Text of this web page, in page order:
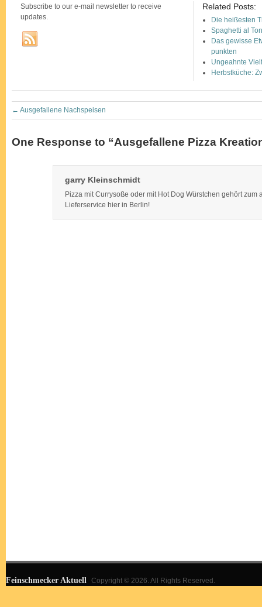
Subscribe to our e-mail newsletter to receive
updates.
Related Posts:
Die heißesten
Spaghetti al
Das gewisse
punkten
Ungeahnte
Herbstküche:
← Ausgefallene Nachspeisen
One Response to “Ausgefallene Pizza
garry Kleinschmidt
Pizza mit Currysoße oder mit Hot Dog Würstchen gehört zum
Lieferservice hier in Berlin!
Feinschmecker Aktuell Copyright © 2026. All Rights Reserved.